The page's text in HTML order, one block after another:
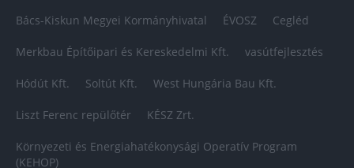
Bács-Kiskun Megyei Kormányhivatal ÉVOSZ Cegléd
Merkbau Építőipari és Kereskedelmi Kft. vasútfejlesztés
Hódút Kft. Soltút Kft. West Hungária Bau Kft.
Liszt Ferenc repülőtér KÉSZ Zrt.
Környezeti és Energiahatékonysági Operatív Program
(KEHOP)